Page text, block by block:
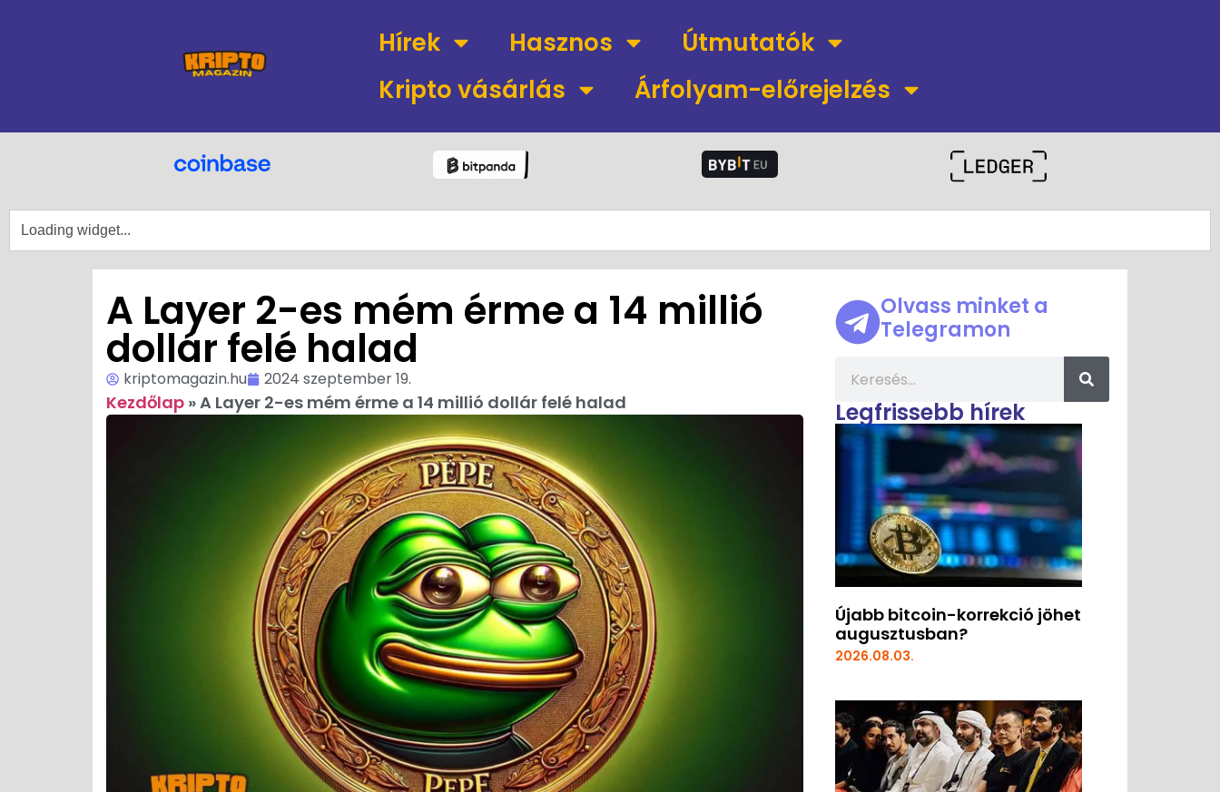
Hírek Hasznos
Útmutatók
Kripto vásárlás
Árfolyam-előrejelzés
A Layer 2-es mém érme a 14 millió
dollár felé halad
kriptomagazin.hu 2024 szeptember 19.
Kezdőlap »A Layer 2-es mém érme a 14 millió dollár felé halad
Olvass minket a
Telegramon
Legfrissebb hírek
Újabb bitcoin-korrekció jöhet
augusztusban?
2026.08.03.